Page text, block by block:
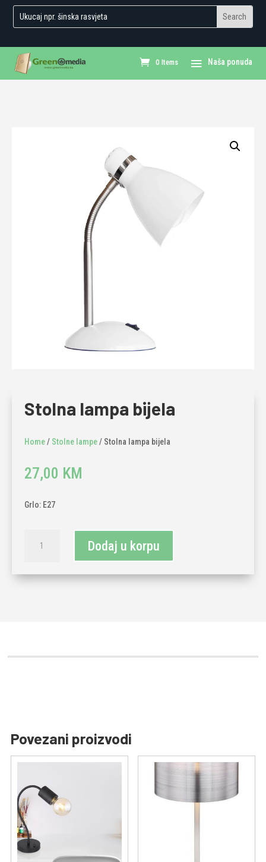
0 Items
Stolna lampa bijela
Home/ Stolne lampe/ Stolna lampa bijela
27,00 KM
Grlo: E27
lampa
količina
Dodaj u korpu
Povezani proizvodi